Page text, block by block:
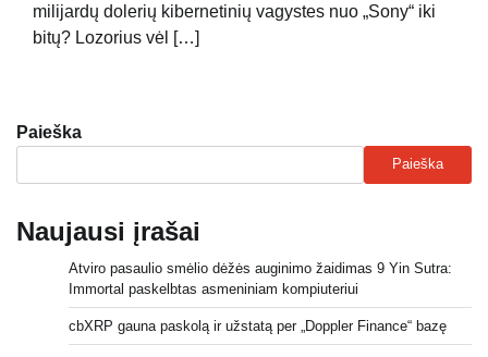
milijardų dolerių kibernetinių vagystes nuo „Sony“ iki
bitų? Lozorius vėl […]
Paieška
Paieška
Naujausi įrašai
Atviro pasaulio smėlio dėžės auginimo žaidimas 9 Yin Sutra:
Immortal paskelbtas asmeniniam kompiuteriui
cbXRP gauna paskolą ir užstatą per „Doppler Finance“ bazę